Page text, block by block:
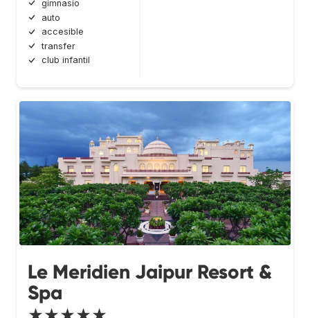
gimnasio
auto
accesible
transfer
club infantil
Le Meridien Jaipur Resort &
Spa